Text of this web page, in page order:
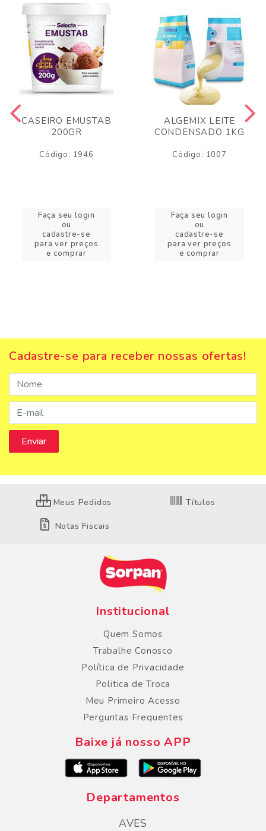
CASEIRO EMUSTAB
200GR
Código: 1946
Faça seu login
ou
cadastre-se
para ver preços
e comprar
ALGEMIX LEITE
CONDENSADO 1KG
Código: 1007
Faça seu login
ou
cadastre-se
para ver preços
e comprar
Cadastre-se para receber nossas ofertas!
Meus Pedidos Títulos
Notas Fiscais
Institucional
Quem Somos
Trabalhe Conosco
Política de Privacidade
Politica de Troca
Meu Primeiro Acesso
Perguntas Frequentes
Baixe já nosso APP
Departamentos
AVES